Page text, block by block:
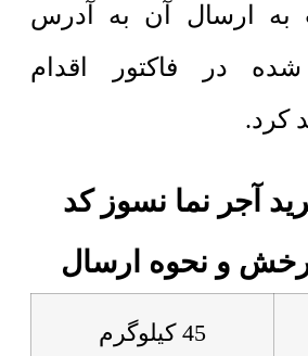
به ارسال آن به آدرس
در فاکتور اقدام
کرد.
آجر نما نسوز کد
45 کیلوگرم